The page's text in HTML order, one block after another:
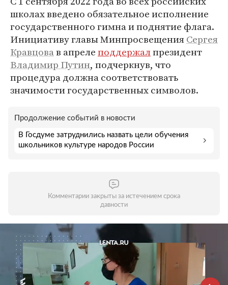
школах введено обязательное исполнение
государственного гимна и поднятие флага.
Инициативу главы МинпросвещенияСергея
Кравцовав апрелеподдержалпрезидент
Владимир Путин, подчеркнув, что
процедура должна соответствовать
значимости государственных символов.
Продолжение событий в новости
В Госдуме затруднились назвать цели обучения
школьников культуре народов России
Комментарии закрыты за истечением срока
давности